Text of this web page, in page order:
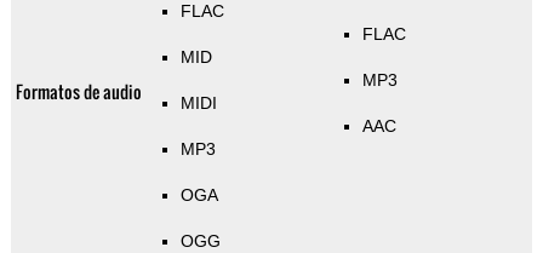
Formatos de audio
FLAC
MID
MIDI
MP3
OGA
OGG
FLAC
MP3
AAC